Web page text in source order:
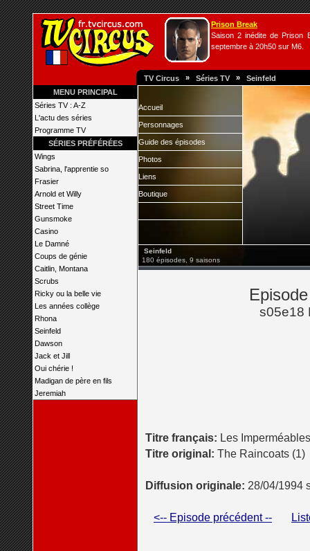
Prison Break
Saison 2 inédite de Prison
septembre à 20h50 sur M6.
TV Circus » Séries TV » Seinfeld
MENU PRINCIPAL
Séries TV : A-Z
L'actu des séries
Programme TV
SÉRIES PRÉFÉRÉES
Wings
Sabrina, l'apprentie so
Frasier
Arnold et Willy
Street Time
Gunsmoke
Casino
Le Damné
Coups de génie
Caitlin, Montana
Scrubs
Ricky ou la belle vie
Les années collège
Rhona
Seinfeld
Dawson
Jack et Jill
Oui chérie !
Madigan de père en fils
Jeremiah
Accueil
Personnages
Guide des épisodes
Photos
Liens
Boutique
Seinfeld
180 épisodes, 9 saisons
s05e18
Titre français: Les Imperméables
Titre original: The Raincoats (1)
Diffusion originale: 28/04/1994
<-- Episode précédent --